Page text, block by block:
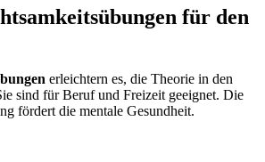
für den
erleichtern es, die Theorie in den
sind für Beruf und Freizeit geeignet. Die
fördert die mentale Gesundheit.